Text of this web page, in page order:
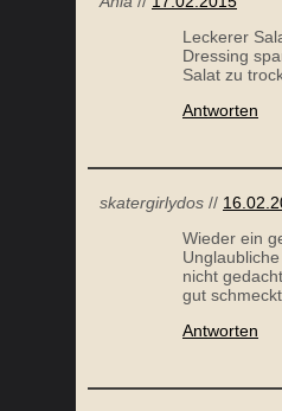
Leckerer
Dressing
Salat zu
Antworten
skatergirlydos //
Wieder ein
nicht
gut
Antworten